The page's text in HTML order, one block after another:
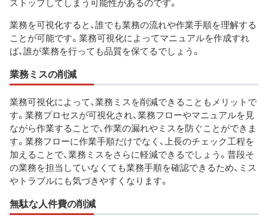
ストップしてしまう可能性があるのです。
業務を可視化すると、誰でも業務の流れや作業手順を理解する
ことが可能です。業務可視化によってマニュアルを作成すれ
ば、誰が業務を行っても品質を保てるでしょう。
業務ミスの削減
業務可視化によって、業務ミスを削減できることもメリットで
す。業務プロセスが可視化され、業務フローやマニュアルを見
ながら作業することで、作業の漏れやミスを防ぐことができま
す。業務フローに作業手順だけでなく、上長のチェック工程を
加えることで、業務ミスをさらに軽減できるでしょう。普段そ
の業務を担当していなくても業務手順を確認できるため、ミス
やトラブルにも気づきやすくなります。
無駄な人件費の削減